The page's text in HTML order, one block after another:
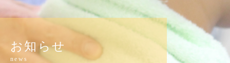
お知らせ
news